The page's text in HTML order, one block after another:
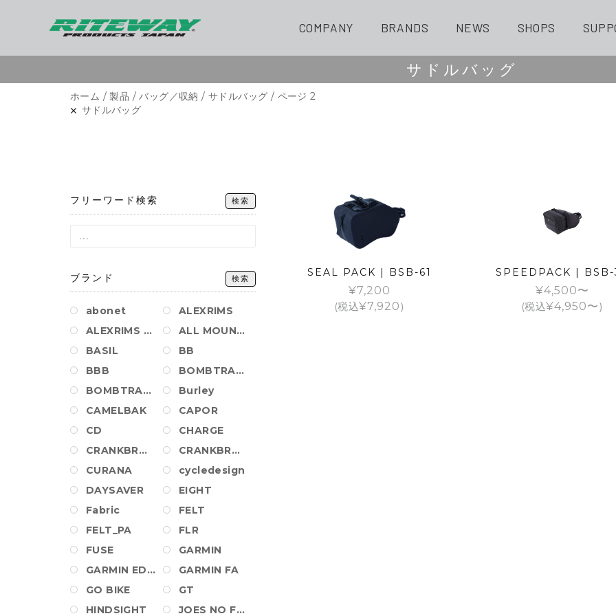
COMPANY BRANDS NEWS SHOPS
サドルバッグ
ホーム /製品 /バッグ／収納 /サドルバッグ / ページ 2
SEAL PACK | BSB-61
¥7,200
(税込¥7,920)
SPEEDPACK | BSB-
¥4,500
(税込¥4,950 )
サドルバッグ
フリーワード検索 検索
ブランド 検索
abonet
ALEXRIMS
ALEXRIMS WHEEL
ALL MOUNTAIN STYLE
BASIL
BB
BBB
BOMBTRACK
BOMBTRACK_PA
Burley
CAMELBAK
CAPOR
CD
CHARGE
CRANKBROTHERS
CRANKBROTHERS SHOES
CURANA
cycledesign
DAYSAVER
EIGHT
Fabric
FELT
FELT_PA
FLR
FUSE
GARMIN
GARMIN EDGE
GARMIN FA
GO BIKE
GT
HINDSIGHT
JOES NO FLATS